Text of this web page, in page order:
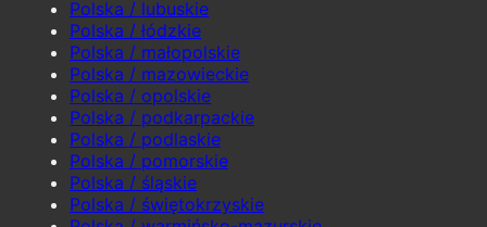
Polska / lubuskie
Polska / łódzkie
Polska / małopolskie
Polska / mazowieckie
Polska / opolskie
Polska / podkarpackie
Polska / podlaskie
Polska / pomorskie
Polska / śląskie
Polska / świętokrzyskie